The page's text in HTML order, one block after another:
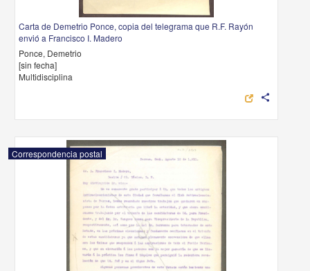
Carta de Demetrio Ponce, copia del telegrama que R.F. Rayón
envió a Francisco I. Madero
Ponce, Demetrio
[sin fecha]
Multidisciplina
share
Correspondencia postal